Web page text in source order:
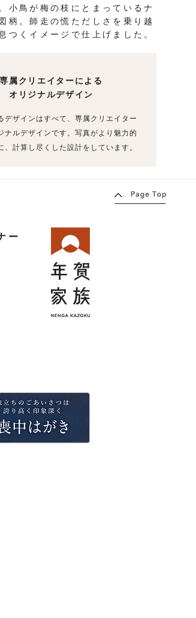
小鳥が梅の枝にとまっているナ
柄。師走の慌ただしさを乗り越
つくイメージで仕上げました。
専属クリエイターによる
オリジナルデザイン
デザインはすべて、専属クリエイター
ナルデザインです。写真がより魅力的
、計算し尽くした設計をしています。
ー